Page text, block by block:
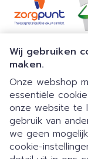
Wij gebruiken
maken.
Onze webshop
essentiële
onze website te
gebruik van
we geen
cookie-
Juridische links